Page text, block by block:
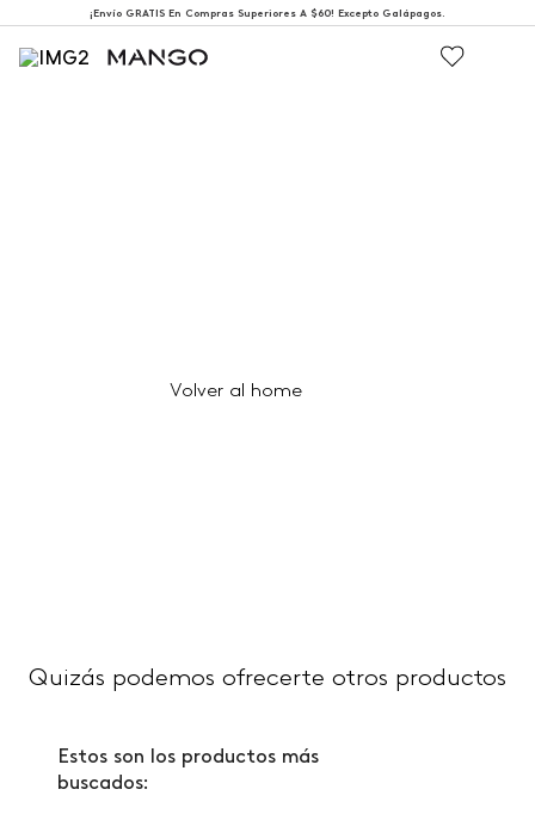
¡Envío GRATIS En Compras Superiores A $60! Excepto Galápagos.
Volver al home
Quizás podemos ofrecerte otros productos
Estos son los productos más
buscados: